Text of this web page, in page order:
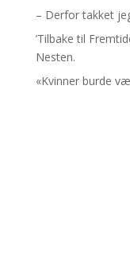
– Derfor takket
’Tilbake til
Nesten.
«Kvinner burde